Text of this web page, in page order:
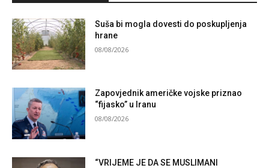
Suša bi mogla dovesti do poskupljenja
hrane
08/08/2026
Zapovjednik američke vojske priznao
“fijasko” u Iranu
08/08/2026
“VRIJEME JE DA SE MUSLIMANI